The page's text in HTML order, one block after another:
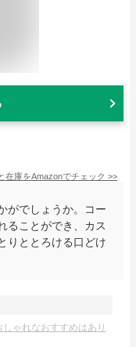
在庫をAmazonでチェック >>
がでしょうか。コー
ることができ、カス
りととろける口どけ
ゃれなおすすめはあり